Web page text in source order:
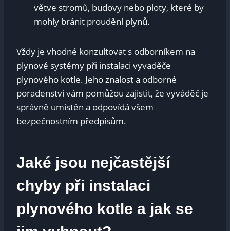
větve stromů, budovy nebo ploty, které by
mohly bránit proudění plynů.
Vždy je vhodné konzultovat s odborníkem na
plynové systémy při instalaci vyvaděče
plynového kotle. Jeho znalost a odborné
poradenství vám pomůžou zajistit, že vyváděč je
správně umístěn a odpovídá všem
bezpečnostním předpisům.
Jaké jsou nejčastější
chyby při instalaci
plynového kotle a jak se